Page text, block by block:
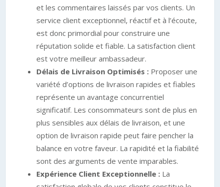
et les commentaires laissés par vos clients. Un
service client exceptionnel, réactif et à l’écoute,
est donc primordial pour construire une
réputation solide et fiable. La satisfaction client
est votre meilleur ambassadeur.
Délais de Livraison Optimisés : Proposer une
variété d’options de livraison rapides et fiables
représente un avantage concurrentiel
significatif. Les consommateurs sont de plus en
plus sensibles aux délais de livraison, et une
option de livraison rapide peut faire pencher la
balance en votre faveur. La rapidité et la fiabilité
sont des arguments de vente imparables.
Expérience Client Exceptionnelle : La